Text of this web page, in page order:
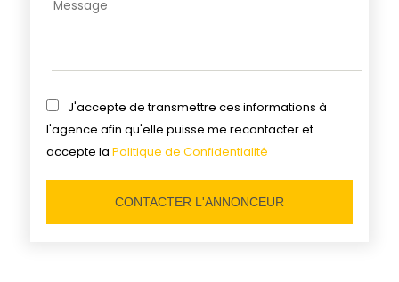
J'accepte de transmettre ces informations à
l'agence afin qu'elle puisse me recontacter et
accepte la Politique de Confidentialité
CONTACTER L'ANNONCEUR